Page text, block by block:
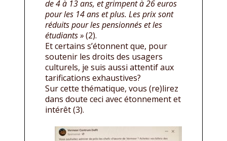
de 4 à 13 ans, et grimpent à 26 euros
pour les 14 ans et plus. Les prix sont
réduits pour les pensionnés et les
étudiants »(2).
Et certains s’étonnent que, pour
soutenir les droits des usagers
culturels, je suis aussi attentif aux
tarifications exhaustives?
Sur cette thématique, vous (re)lirez
dans doute ceci avec étonnement et
intérêt (3).